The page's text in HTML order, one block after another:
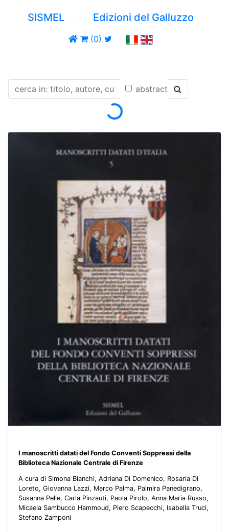
SISMEL Edizioni del Galluzzo
(0)
abstract
Loading...
I manoscritti datati del Fondo Conventi Soppressi della
Biblioteca Nazionale Centrale di Firenze
A cura di Simona Bianchi, Adriana Di Domenico, Rosaria Di
Loreto, Giovanna Lazzi, Marco Palma, Palmira Panedigrano,
Susanna Pelle, Carla Pinzauti, Paola Pirolo, Anna Maria Russo,
Micaela Sambucco Hammoud, Piero Scapecchi, Isabella Truci,
Stefano Zamponi